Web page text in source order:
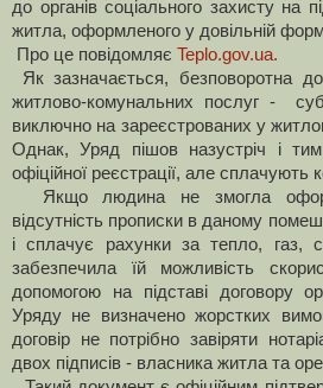
до органів соціального захисту на
житла, оформленого у довільній
Про це повідомляє Teplo.gov.ua.
Як зазначається, безповоротна
житлово-комунальних послуг -
виключно на зареєстрованих у
Однак, Уряд пішов назустріч і
офіційної реєстрації, але сплачують
Якщо людина не змогла
відсутність прописки в даному
і сплачує рахунки за тепло, газ,
забезпечила їй можливість
допомогою на підставі договору
Уряду не визначено жорстких
договір не потрібно завіряти
двох підписів - власника житла та